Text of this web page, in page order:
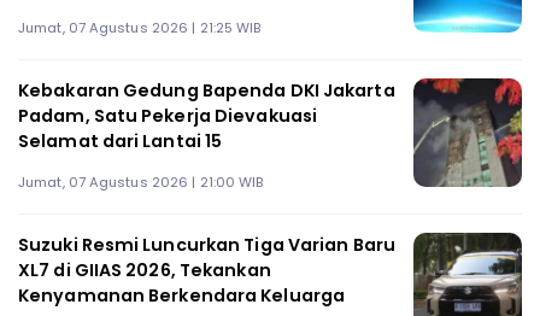
Jumat, 07 Agustus 2026 | 21:25 WIB
Kebakaran Gedung Bapenda DKI Jakarta
Padam, Satu Pekerja Dievakuasi
Selamat dari Lantai 15
Jumat, 07 Agustus 2026 | 21:00 WIB
Suzuki Resmi Luncurkan Tiga Varian Baru
XL7 di GIIAS 2026, Tekankan
Kenyamanan Berkendara Keluarga